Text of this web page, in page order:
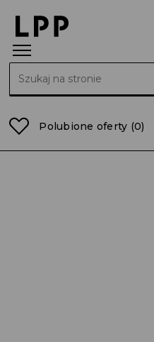
Polubione oferty (0)
Strona główna